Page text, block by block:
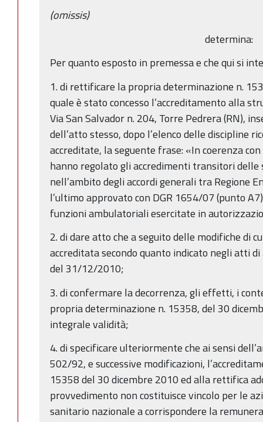
(omissis)
determina:
Per quanto esposto in premessa e che qui si
1. di rettificare la propria determinazione n.
quale è stato concesso l’accreditamento alla
Via San Salvador n. 204, Torre Pedrera (RN),
dell’atto stesso, dopo l’elenco delle discipline
accreditate, la seguente frase: «In coerenza
hanno regolato gli accredimenti transitori
nell’ambito degli accordi generali tra Regione
l’ultimo approvato con DGR 1654/07 (punto
funzioni ambulatoriali esercitate in
2. di dare atto che a seguito delle modifiche di
accreditata secondo quanto indicato negli atti
del 31/12/2010;
3. di confermare la decorrenza, gli effetti, i
propria determinazione n. 15358, del 30
integrale validità;
4. di specificare ulteriormente che ai sensi
502/92, e successive modificazioni,
15358 del 30 dicembre 2010 ed alla rettifica
provvedimento non costituisce vincolo per le
sanitario nazionale a corrispondere la